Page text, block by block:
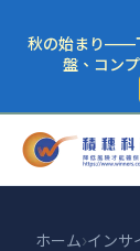
秋の始まり——
盤、コン
ホーム›インサ